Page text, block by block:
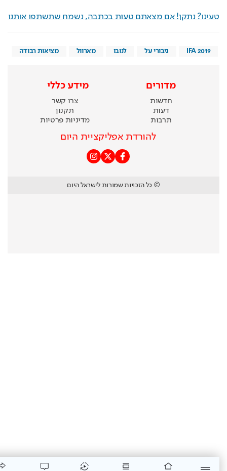
טעינו? נתקן! אם מצאתם טעות בכתבה, נשמח שתשתפו אותנו
IFA 2019 גיבורי על לנובו מארוול מציאות רבודה
מדורים
חדשות
דעות
תרבות
מידע כללי
צרו קשר
תקנון
מדיניות פרטיות
להורדת אפליקציית היום
© כל הזכויות שמורות לישראל היום